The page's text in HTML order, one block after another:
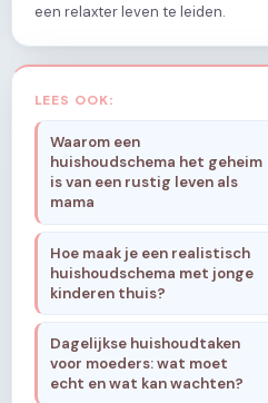
een relaxter leven te leiden.
LEES OOK:
Waarom een
huishoudschema het geheim
is van een rustig leven als
mama
Hoe maak je een realistisch
huishoudschema met jonge
kinderen thuis?
Dagelijkse huishoudtaken
voor moeders: wat moet
echt en wat kan wachten?